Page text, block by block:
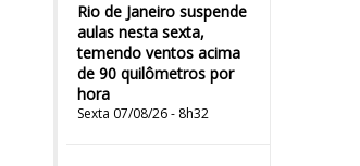
Rio de Janeiro suspende
aulas nesta sexta,
temendo ventos acima
de 90 quilômetros por
hora
Sexta 07/08/26 - 8h32